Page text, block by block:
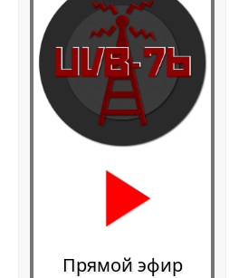
Прямой эфир